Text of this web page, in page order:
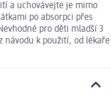
a uchovávejte je mimo
po absorpci přes
pro děti mladší 3
návodu k použití, od lékaře